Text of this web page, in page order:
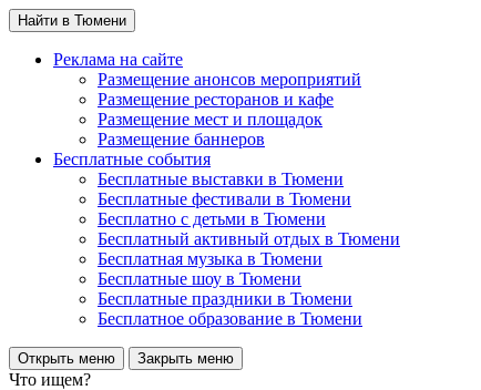
Найти в Тюмени
Реклама на сайте
Размещение анонсов мероприятий
Размещение ресторанов и кафе
Размещение мест и площадок
Размещение баннеров
Бесплатные события
Бесплатные выставки в Тюмени
Бесплатные фестивали в Тюмени
Бесплатно с детьми в Тюмени
Бесплатный активный отдых в Тюмени
Бесплатная музыка в Тюмени
Бесплатные шоу в Тюмени
Бесплатные праздники в Тюмени
Бесплатное образование в Тюмени
Открыть меню Закрыть меню
Что ищем?